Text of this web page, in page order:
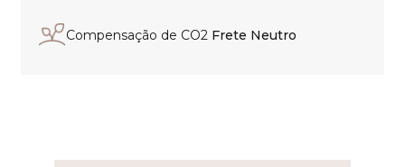
Compensação de CO2 Frete Neutro